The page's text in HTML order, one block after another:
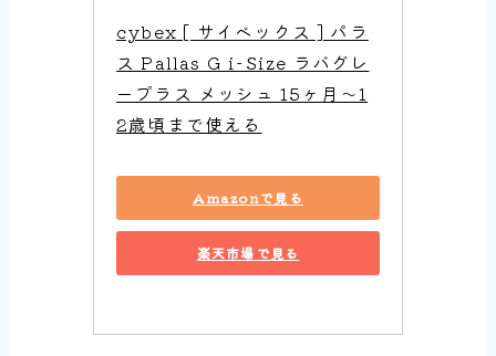
cybex [ サイベックス ] パラ
ス Pallas G i-Size ラバグレ
ープラス メッシュ 15ヶ月～1
2歳頃まで使える
Amazonで見る
楽天市場で見る